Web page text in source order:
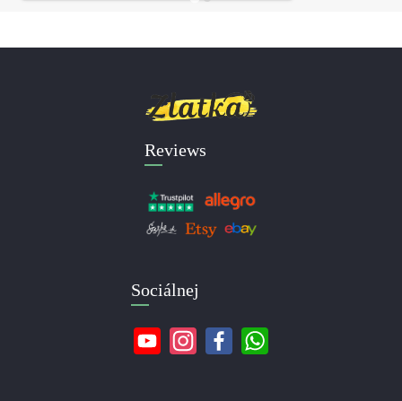
Reviews
Sociálnej